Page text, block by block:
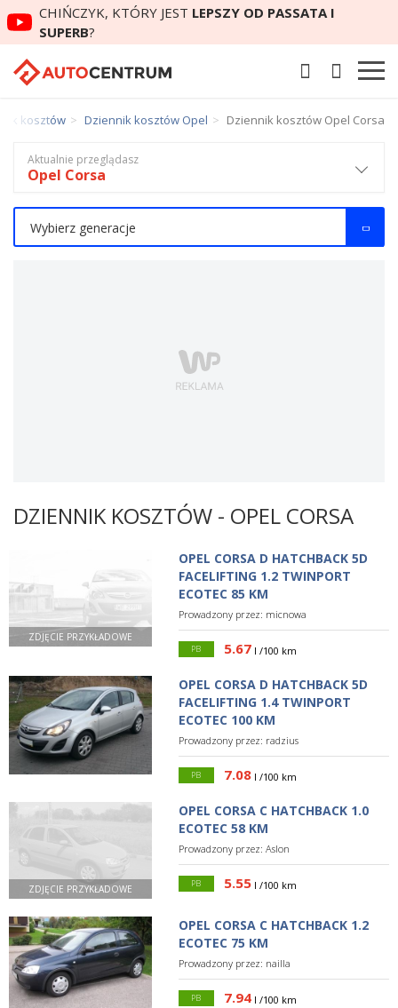
CHIŃCZYK, KTÓRY JEST LEPSZY OD PASSATA I
SUPERB?
kosztów Dziennik kosztów Opel Dziennik kosztów Opel Corsa
DZIENNIK KOSZTÓW - OPEL CORSA
ZDJĘCIE PRZYKŁADOWE
OPEL CORSA D HATCHBACK 5D
FACELIFTING 1.2 TWINPORT
ECOTEC 85 KM
Prowadzony przez: micnowa
PB 5.67 l /100 km
OPEL CORSA D HATCHBACK 5D
FACELIFTING 1.4 TWINPORT
ECOTEC 100 KM
Prowadzony przez: radzius
PB 7.08 l /100 km
ZDJĘCIE PRZYKŁADOWE
OPEL CORSA C HATCHBACK 1.0
ECOTEC 58 KM
Prowadzony przez: Aslon
PB 5.55 l /100 km
OPEL CORSA C HATCHBACK 1.2
ECOTEC 75 KM
Prowadzony przez: nailla
PB 7.94 l /100 km
Aktualnie przeglądasz
Opel Corsa
Wybierz generacje